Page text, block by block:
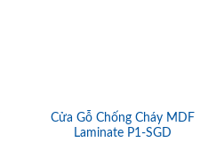
Cửa Gỗ Chống Cháy MDF
Laminate P1-SGD